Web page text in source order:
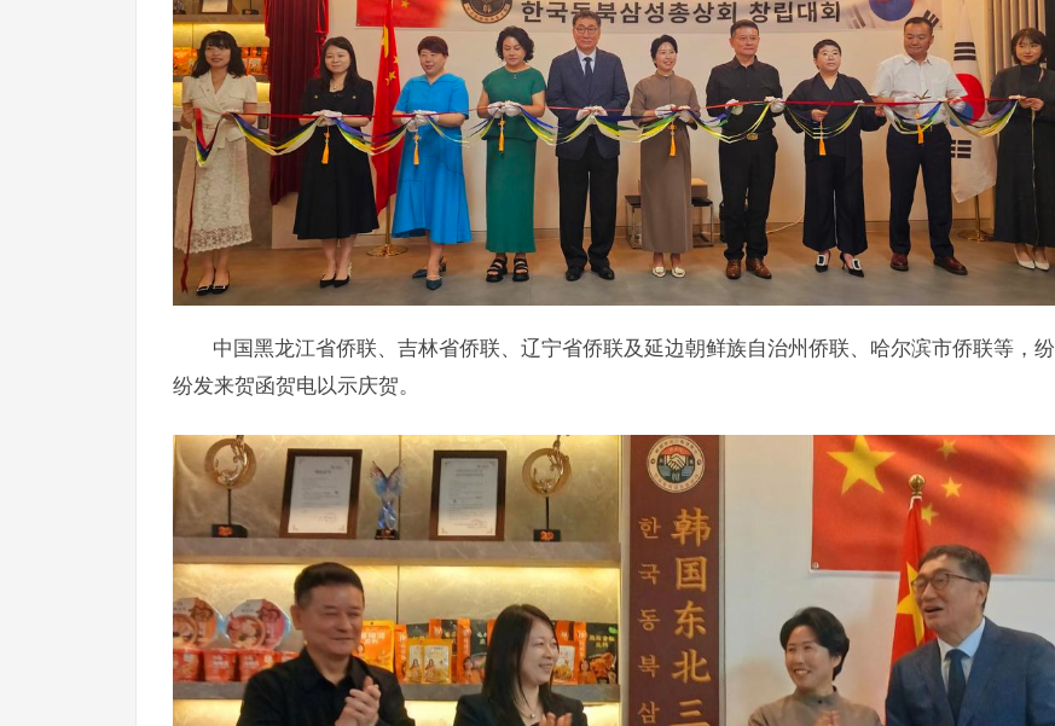
中国黑龙江省侨联、吉林省侨联、辽宁省侨联及延边朝鲜族自治州侨联、哈尔滨市侨联等，纷
纷发来贺函贺电以示庆贺。